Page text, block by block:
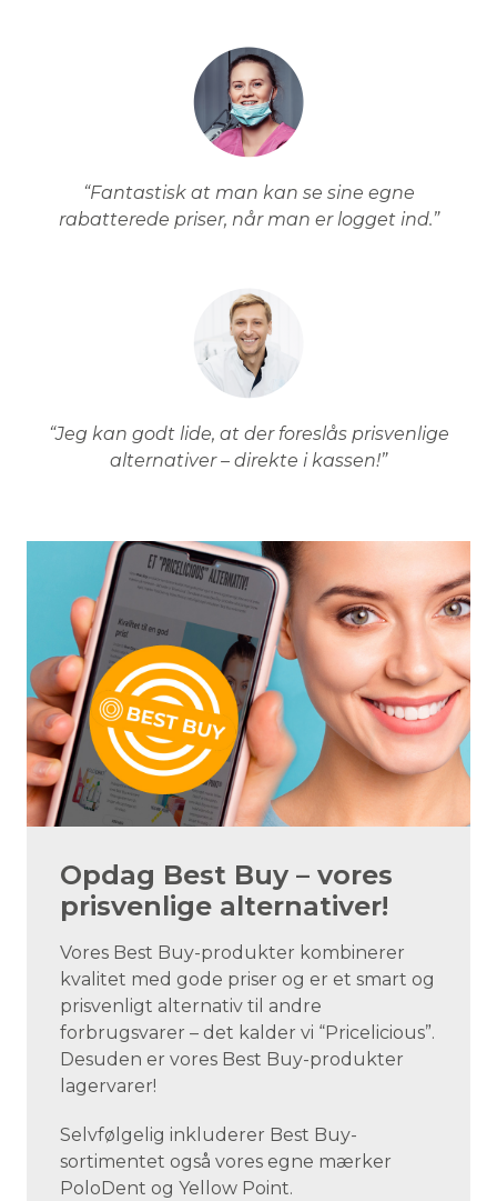
“Fantastisk at man kan se sine egne
rabatterede priser, når man er logget ind.”
“Jeg kan godt lide, at der foreslås prisvenlige
alternativer – direkte i kassen!”
Opdag Best Buy – vores
prisvenlige alternativer!
Vores Best Buy-produkter kombinerer
kvalitet med gode priser og er et smart og
prisvenligt alternativ til andre
forbrugsvarer – det kalder vi “Pricelicious”.
Desuden er vores Best Buy-produkter
lagervarer!
Selvfølgelig inkluderer Best Buy-
sortimentet også vores egne mærker
PoloDent og Yellow Point.